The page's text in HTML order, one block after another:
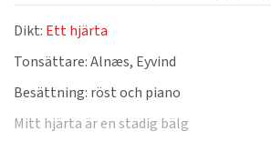
Dikt: Ett hjärta
Tonsättare:Alnæs, Eyvind
Besättning: röst och piano
Mitt hjärta är en stadig bälg